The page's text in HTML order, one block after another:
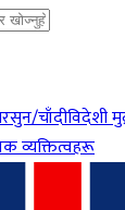
सुन/चाँदीविदेशी
व्यक्तित्वहरू